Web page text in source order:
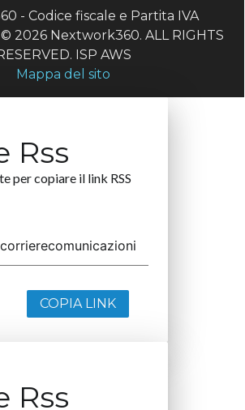
- Codice fiscale e Partita IVA
2026 Nextwork360. ALL RIGHTS
ISP AWS
Mappa del sito
Rss
per copiare il link RSS
COPIA LINK
Rss